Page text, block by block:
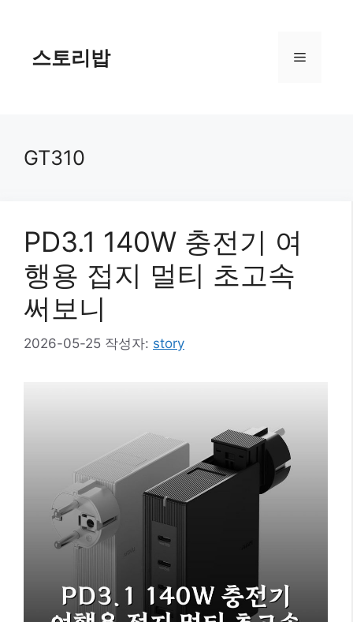
스토리밥 메
GT310
PD3.1 140W 충전기 여
행용 접지 멀티 초고속
써보니
2026-05-25 작성자: story